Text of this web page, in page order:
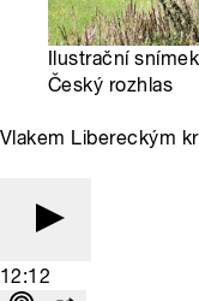
Ilustrační
Český rozhlas
Vlakem Libereckým
12:12